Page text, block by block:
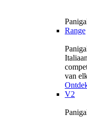
Range
van
V2